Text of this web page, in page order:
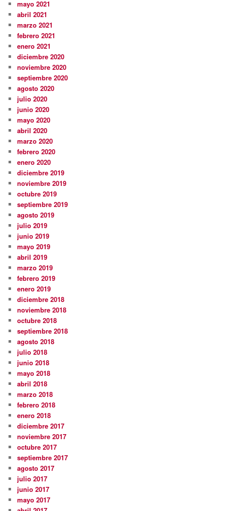
mayo 2021
abril 2021
marzo 2021
febrero 2021
enero 2021
diciembre 2020
noviembre 2020
septiembre 2020
agosto 2020
julio 2020
junio 2020
mayo 2020
abril 2020
marzo 2020
febrero 2020
enero 2020
diciembre 2019
noviembre 2019
octubre 2019
septiembre 2019
agosto 2019
julio 2019
junio 2019
mayo 2019
abril 2019
marzo 2019
febrero 2019
enero 2019
diciembre 2018
noviembre 2018
octubre 2018
septiembre 2018
agosto 2018
julio 2018
junio 2018
mayo 2018
abril 2018
marzo 2018
febrero 2018
enero 2018
diciembre 2017
noviembre 2017
octubre 2017
septiembre 2017
agosto 2017
julio 2017
junio 2017
mayo 2017